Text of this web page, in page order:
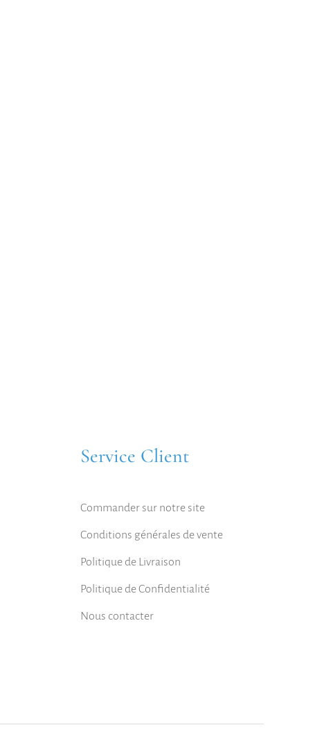
Service Client
Commander sur notre site
Conditions générales de vente
Politique de Livraison
Politique de Confidentialité
Nous contacter